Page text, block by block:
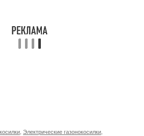
Электрические газонокосилки